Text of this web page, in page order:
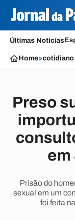
Últimas Notícias
Home>cotidiano
Preso
em
Prisão do
sexual em um
foi feita